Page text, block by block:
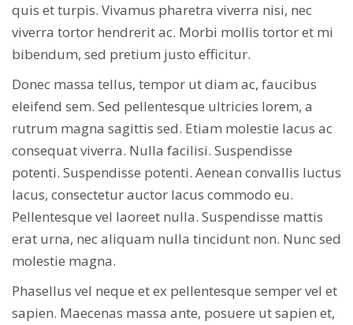
quis et turpis. Vivamus pharetra viverra nisi, nec
viverra tortor hendrerit ac. Morbi mollis tortor et mi
bibendum, sed pretium justo efficitur.
Donec massa tellus, tempor ut diam ac, faucibus
eleifend sem. Sed pellentesque ultricies lorem, a
rutrum magna sagittis sed. Etiam molestie lacus ac
consequat viverra. Nulla facilisi. Suspendisse
potenti. Suspendisse potenti. Aenean convallis luctus
lacus, consectetur auctor lacus commodo eu.
Pellentesque vel laoreet nulla. Suspendisse mattis
erat urna, nec aliquam nulla tincidunt non. Nunc sed
molestie magna.
Phasellus vel neque et ex pellentesque semper vel et
sapien. Maecenas massa ante, posuere ut sapien et,